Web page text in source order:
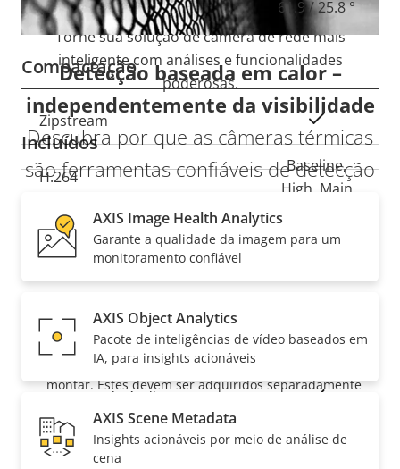
Detecção baseada em calor –
independentemente da visibilidade
Descubra por que as câmeras térmicas
são ferramentas confiáveis de detecção
e verificação.
IR PARA IMAGENS TÉRMICAS
OBSERVAÇÃO
As câmeras AXIS Q2802-E não incluem acessórios para
montar. Estes devem ser adquiridos separadamente
de montagem mais adequada às suas necessidades
específicas de instalação. Uma ampla variedade de
opções para montar está disponível.
61.9 / 25.8 °
Compactação
Descrição
da
propriedade
Valor da
propriedade
Zipstream Sim
H.264
Baseline,
High, Main
Áudio
da
propriedade
Valor da
propriedade
Integração de sistemas
Descrição
da
propriedade
Valor da
propriedade
Detecção de áudio Sim
Violação ativa Sim
Torne sua solução de câmera de rede mais
inteligente com análises e funcionalidades
poderosas.
Incluídos
AXIS Image Health Analytics
Garante a qualidade da imagem para um
monitoramento confiável
AXIS Object Analytics
Pacote de inteligências de vídeo baseados em
IA, para insights acionáveis
AXIS Scene Metadata
Insights acionáveis por meio de análise de
cena